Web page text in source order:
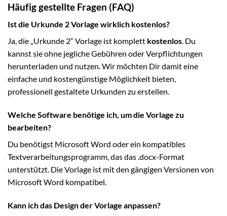
Häufig gestellte Fragen (FAQ)
Ist die Urkunde 2 Vorlage wirklich kostenlos?
Ja, die „Urkunde 2“ Vorlage ist komplett kostenlos. Du
kannst sie ohne jegliche Gebühren oder Verpflichtungen
herunterladen und nutzen. Wir möchten Dir damit eine
einfache und kostengünstige Möglichkeit bieten,
professionell gestaltete Urkunden zu erstellen.
Welche Software benötige ich, um die Vorlage zu
bearbeiten?
Du benötigst Microsoft Word oder ein kompatibles
Textverarbeitungsprogramm, das das .docx-Format
unterstützt. Die Vorlage ist mit den gängigen Versionen von
Microsoft Word kompatibel.
Kann ich das Design der Vorlage anpassen?